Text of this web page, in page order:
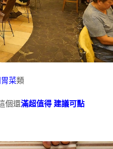
菜類
個還滿超值得 建議可點